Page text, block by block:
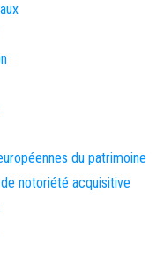
du patrimoine
notoriété acquisitive